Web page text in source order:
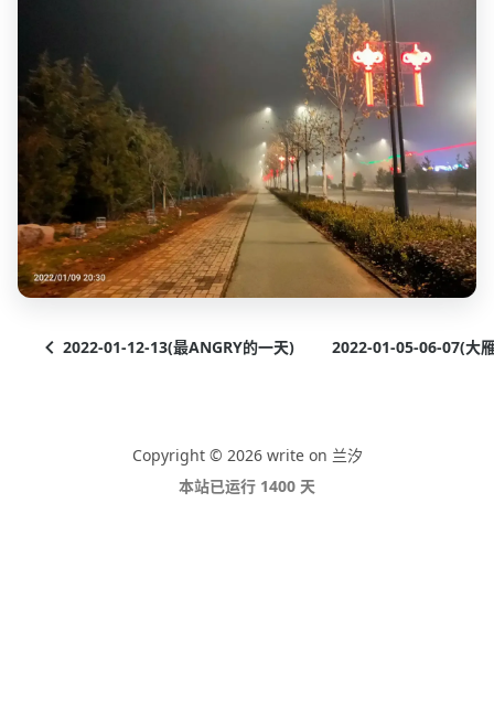
2022-01-12-13(最ANGRY的一天) 2022-01-05-06-07(大
Copyright © 2026 write on 兰汐
本站已运行 1400 天